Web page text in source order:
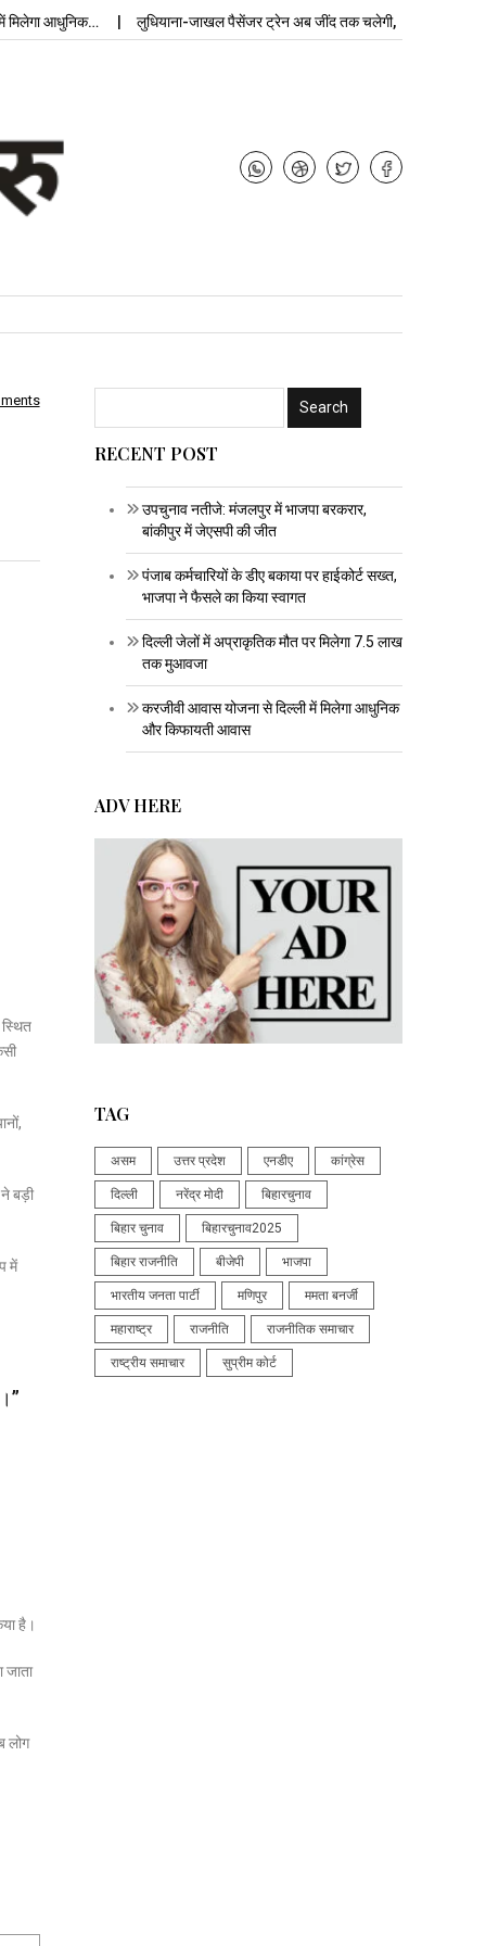
आधुनिक… लुधियाना-जाखल पैसेंजर ट्रेन अब जींद तक चलेगी, बढ़ेगी…
स्थित
बड़ी
में
है।
जाता
लोग
RECENT POST
उपचुनाव नतीजे: मंजलपुर में भाजपा बरकरार,
बांकीपुर में जेएसपी की जीत
पंजाब कर्मचारियों के डीए बकाया पर हाईकोर्ट सख्त,
भाजपा ने फैसले का किया स्वागत
दिल्ली जेलों में अप्राकृतिक मौत पर मिलेगा 7.5 लाख
तक मुआवजा
करजीवी आवास योजना से दिल्ली में मिलेगा आधुनिक
और किफायती आवास
ADV HERE
TAG
असम उत्तर प्रदेश एनडीए कांग्रेस
दिल्ली नरेंद्र मोदी बिहारचुनाव
बिहार चुनाव बिहारचुनाव2025
बिहार राजनीति बीजेपी भाजपा
भारतीय जनता पार्टी मणिपुर ममता बनर्जी
महाराष्ट्र राजनीति राजनीतिक समाचार
राष्ट्रीय समाचार सुप्रीम कोर्ट